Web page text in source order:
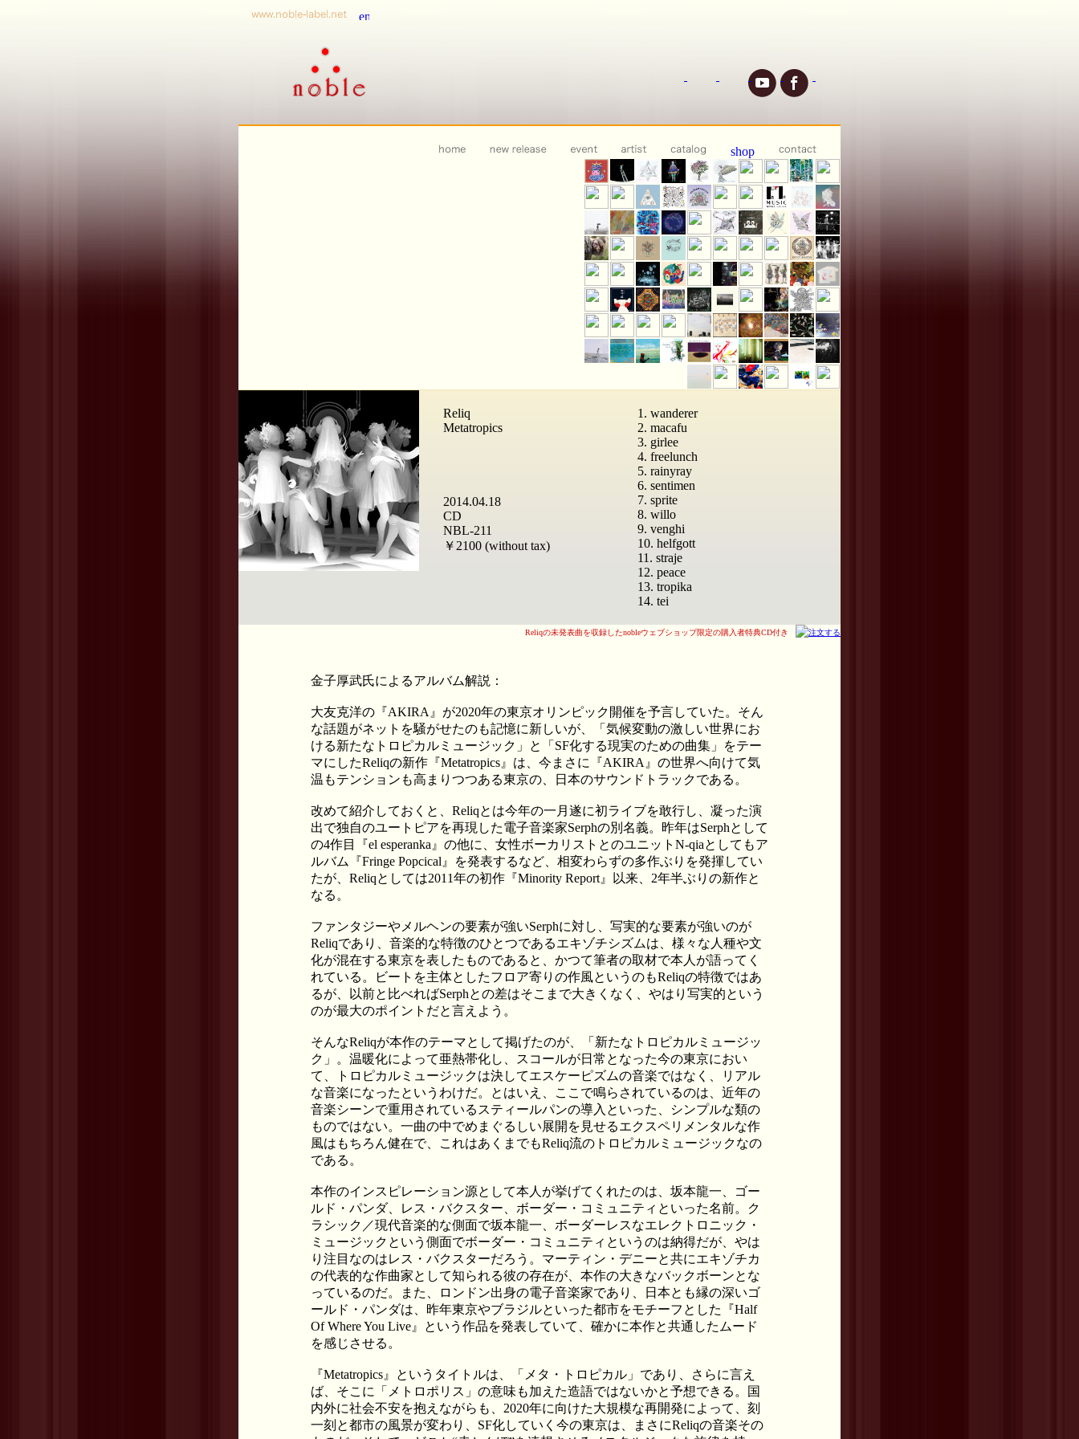
Reliq
Metatropics
2014.04.18
CD
NBL-211
￥2100 (without tax)
1. wanderer
2. macafu
3. girlee
4. freelunch
5. rainyray
6. sentimen
7. sprite
8. willo
9. venghi
10. helfgott
11. straje
12. peace
13. tropika
14. tei
Reliqの未発表曲を収録したnobleウェブショップ限定の購入者特典CD付き
金子厚武氏によるアルバム解説：
大友克洋の『AKIRA』が2020年の東京オリンピック開催を予言していた。そん
な話題がネットを騒がせたのも記憶に新しいが、「気候変動の激しい世界にお
ける新たなトロピカルミュージック」と「SF化する現実のための曲集」をテー
マにしたReliqの新作『Metatropics』は、今まさに『AKIRA』の世界へ向けて気
温もテンションも高まりつつある東京の、日本のサウンドトラックである。
改めて紹介しておくと、Reliqとは今年の一月遂に初ライブを敢行し、凝った演
出で独自のユートピアを再現した電子音楽家Serphの別名義。昨年はSerphとして
の4作目『el esperanka』の他に、女性ボーカリストとのユニットN-qiaとしてもア
ルバム『Fringe Popcical』を発表するなど、相変わらずの多作ぶりを発揮してい
たが、Reliqとしては2011年の初作『Minority Report』以来、2年半ぶりの新作と
なる。
ファンタジーやメルヘンの要素が強いSerphに対し、写実的な要素が強いのが
Reliqであり、音楽的な特徴のひとつであるエキゾチシズムは、様々な人種や文
化が混在する東京を表したものであると、かつて筆者の取材で本人が語ってく
れている。ビートを主体としたフロア寄りの作風というのもReliqの特徴ではあ
るが、以前と比べればSerphとの差はそこまで大きくなく、やはり写実的という
のが最大のポイントだと言えよう。
そんなReliqが本作のテーマとして掲げたのが、「新たなトロピカルミュージッ
ク」。温暖化によって亜熱帯化し、スコールが日常となった今の東京におい
て、トロピカルミュージックは決してエスケーピズムの音楽ではなく、リアル
な音楽になったというわけだ。とはいえ、ここで鳴らされているのは、近年の
音楽シーンで重用されているスティールパンの導入といった、シンプルな類の
ものではない。一曲の中でめまぐるしい展開を見せるエクスペリメンタルな作
風はもちろん健在で、これはあくまでもReliq流のトロピカルミュージックなの
である。
本作のインスピレーション源として本人が挙げてくれたのは、坂本龍一、ゴー
ルド・パンダ、レス・バクスター、ボーダー・コミュニティといった名前。ク
ラシック／現代音楽的な側面で坂本龍一、ボーダーレスなエレクトロニック・
ミュージックという側面でボーダー・コミュニティというのは納得だが、やは
り注目なのはレス・バクスターだろう。マーティン・デニーと共にエキゾチカ
の代表的な作曲家として知られる彼の存在が、本作の大きなバックボーンとな
っているのだ。また、ロンドン出身の電子音楽家であり、日本とも縁の深いゴ
ールド・パンダは、昨年東京やブラジルといった都市をモチーフとした『Half
Of Where You Live』という作品を発表していて、確かに本作と共通したムード
を感じさせる。
『Metatropics』というタイトルは、「メタ・トロピカル」であり、さらに言え
ば、そこに「メトロポリス」の意味も加えた造語ではないかと予想できる。国
内外に社会不安を抱えながらも、2020年に向けた大規模な再開発によって、刻
一刻と都市の風景が変わり、SF化していく今の東京は、まさにReliqの音楽その